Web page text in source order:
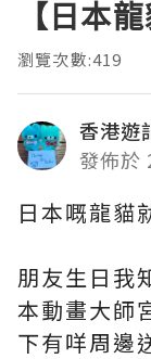
【日本
瀏覽次數:419
香港遊
發佈於
日本嘅龍貓
朋友生日我
本動畫大師
下有咩周邊